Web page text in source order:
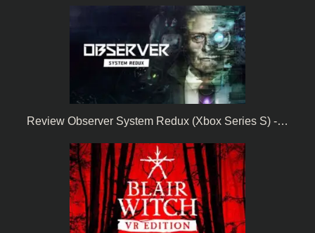
Review Observer System Redux (Xbox Series S) -…